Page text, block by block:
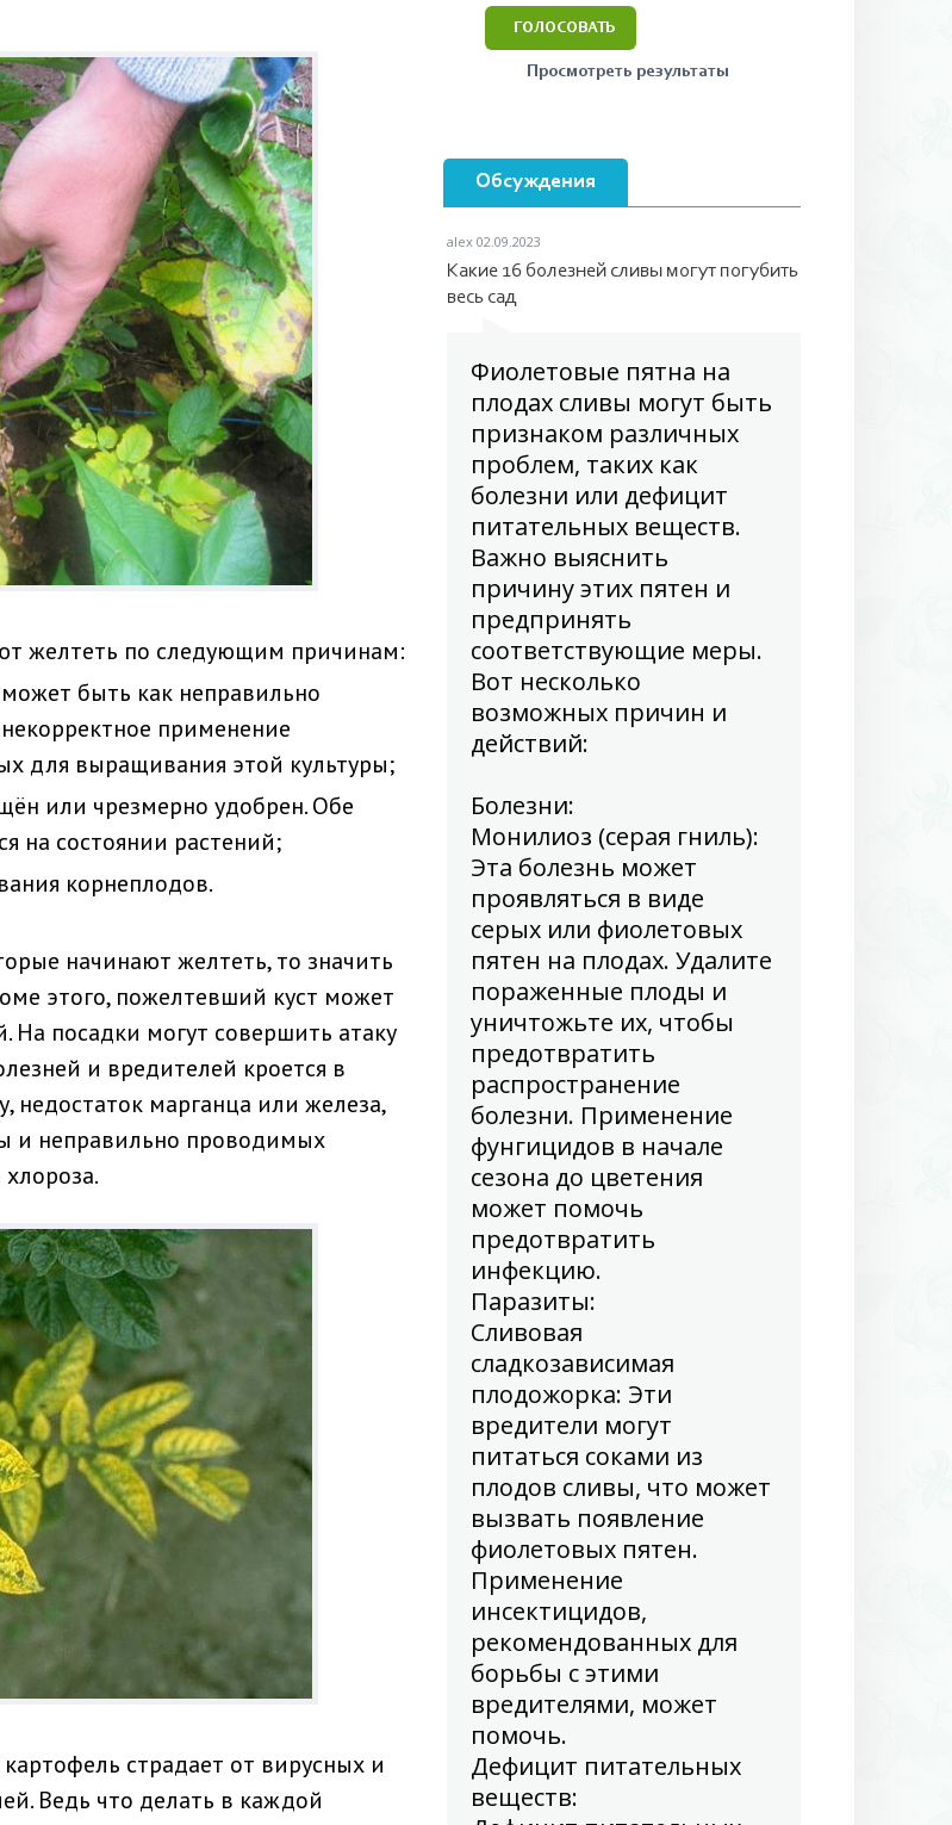
желтеть по следующим причинам:
быть как неправильно
применение
для выращивания этой культуры;
или чрезмерно удобрен. Обе
на состоянии растений;
корнеплодов.
начинают желтеть, то значить
этого, пожелтевший куст может
посадки могут совершить атаку
и вредителей кроется в
недостаток марганца или железа,
и неправильно проводимых
страдает от вирусных и
Ведь что делать в каждой
Просмотреть результаты
Обсуждения
alex 02.09.2023
Какие 16 болезней сливы могут погубить
весь сад
Фиолетовые пятна на
плодах сливы могут быть
признаком различных
проблем, таких как
болезни или дефицит
питательных веществ.
Важно выяснить
причину этих пятен и
предпринять
соответствующие меры.
Вот несколько
возможных причин и
действий:
Болезни:
Монилиоз (серая гниль):
Эта болезнь может
проявляться в виде
серых или фиолетовых
пятен на плодах. Удалите
пораженные плоды и
уничтожьте их, чтобы
предотвратить
распространение
болезни. Применение
фунгицидов в начале
сезона до цветения
может помочь
предотвратить
инфекцию.
Паразиты:
Сливовая
сладкозависимая
плодожорка: Эти
вредители могут
питаться соками из
плодов сливы, что может
вызвать появление
фиолетовых пятен.
Применение
инсектицидов,
рекомендованных для
борьбы с этими
вредителями, может
помочь.
Дефицит питательных
веществ: